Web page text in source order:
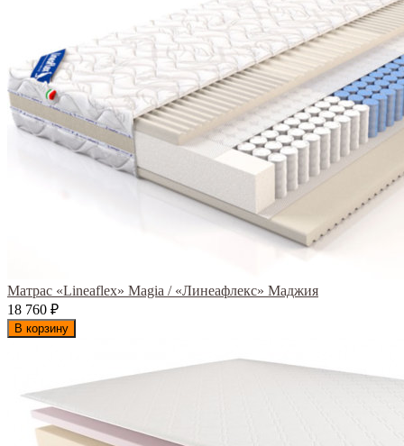
Матрас «Lineaflex» Magia / «Линеафлекс» Маджия
18 760 ₽
В корзину